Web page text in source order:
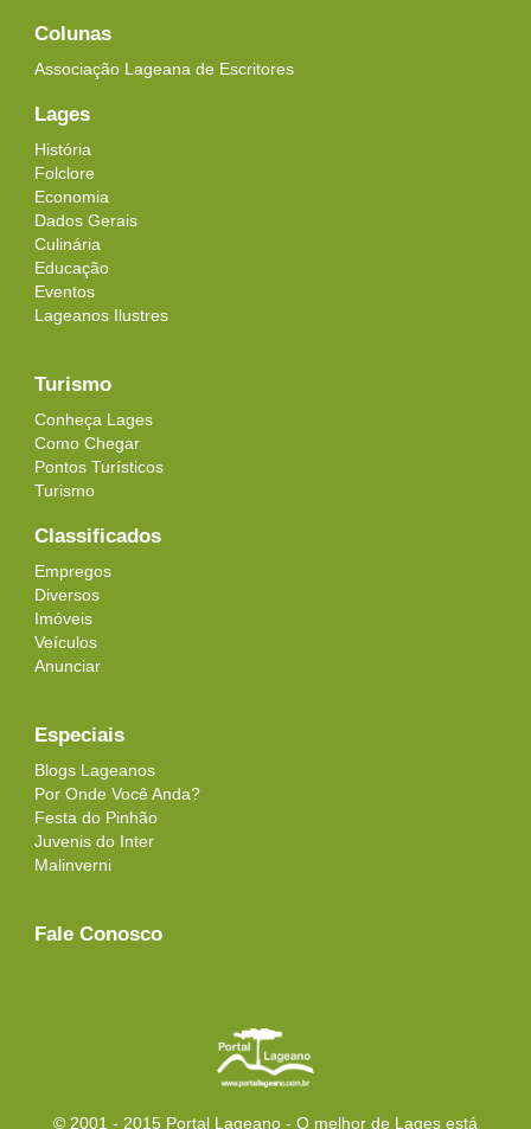
Colunas
Associação Lageana de Escritores
Lages
História
Folclore
Economia
Dados Gerais
Culinária
Educação
Eventos
Lageanos Ilustres
Turismo
Conheça Lages
Como Chegar
Pontos Turísticos
Turismo
Classificados
Empregos
Diversos
Imóveis
Veículos
Anunciar
Especiais
Blogs Lageanos
Por Onde Você Anda?
Festa do Pinhão
Juvenis do Inter
Malinverni
Fale Conosco
© 2001 - 2015 Portal Lageano - O melhor de Lages está